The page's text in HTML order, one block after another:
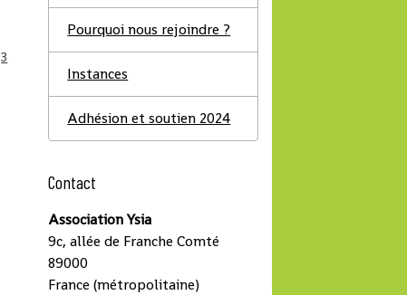
3
Pourquoi nous rejoindre ?
Instances
Adhésion et soutien 2024
Contact
Association Ysia
9c, allée de Franche Comté
89000
France (métropolitaine)